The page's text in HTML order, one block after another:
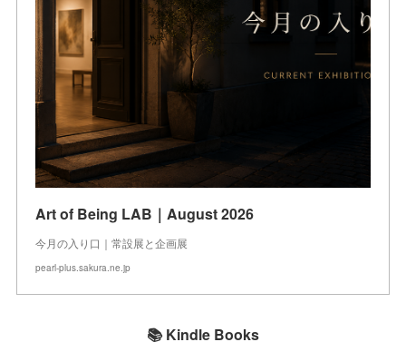
Art of Being LAB｜August 2026
今月の入り口｜常設展と企画展
pearl-plus.sakura.ne.jp
📚 Kindle Books